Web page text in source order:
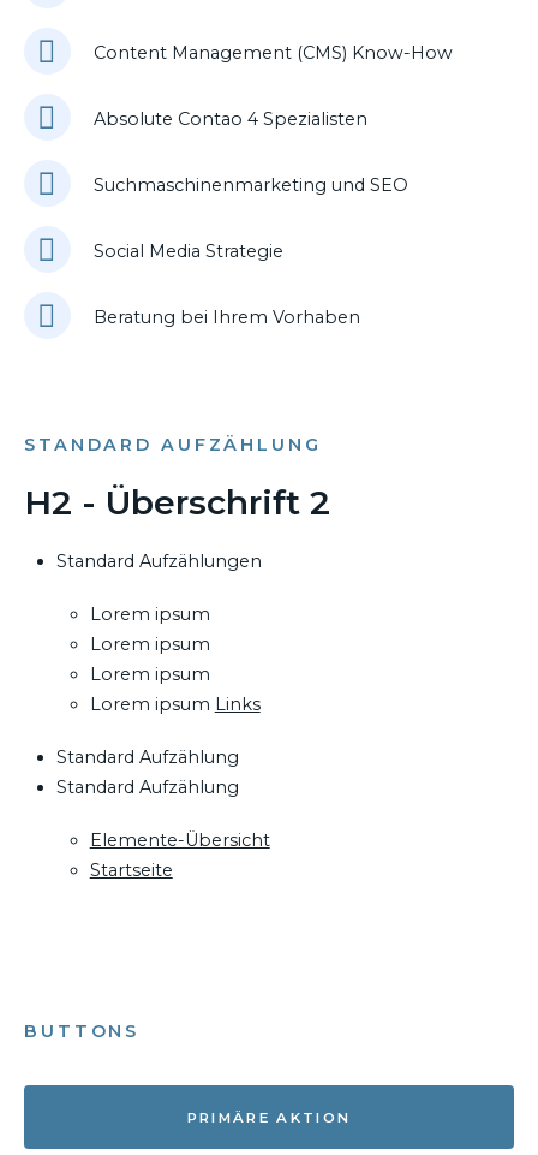
Content Management (CMS) Know-How
Absolute Contao 4 Spezialisten
Suchmaschinenmarketing und SEO
Social Media Strategie
Beratung bei Ihrem Vorhaben
STANDARD AUFZÄHLUNG
H2 - Überschrift 2
Standard Aufzählungen
Lorem ipsum
Lorem ipsum
Lorem ipsum
Lorem ipsum Links
Standard Aufzählung
Standard Aufzählung
Elemente-Übersicht
Startseite
BUTTONS
PRIMÄRE AKTION